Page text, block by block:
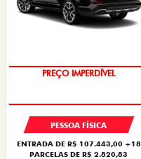
PREÇO IMPERDÍVEL
PESSOA FÍSICA
ENTRADA DE R$ 107.443,00 +18
PARCELAS DE R$ 2.820,83